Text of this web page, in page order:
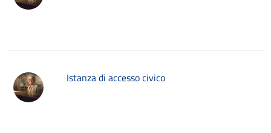
Istanza di accesso civico